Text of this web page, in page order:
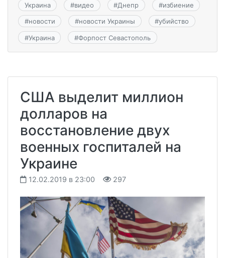
Украина #видео #Днепр #избиение
#новости #новости Украины #убийство
#Украина #Форпост Севастополь
США выделит миллион
долларов на
восстановление двух
военных госпиталей на
Украине
12.02.2019 в 23:00 297